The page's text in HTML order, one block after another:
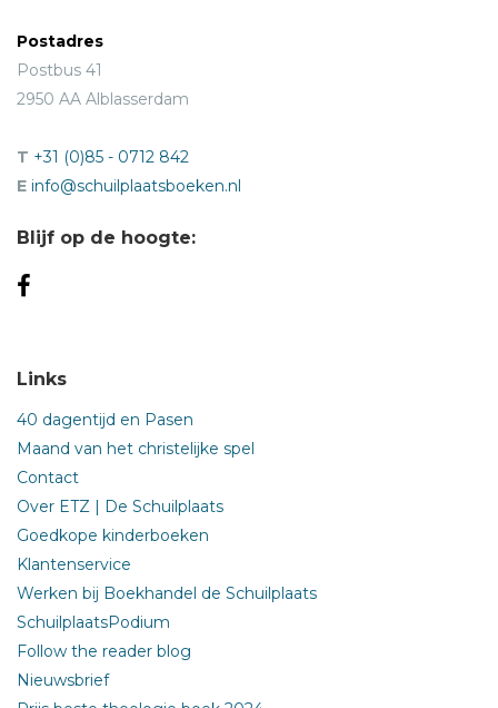
Postadres
Postbus 41
2950 AA Alblasserdam
T +31 (0)85 - 0712 842
E info@schuilplaatsboeken.nl
Blijf op de hoogte:
Links
40 dagentijd en Pasen
Maand van het christelijke spel
Contact
Over ETZ | De Schuilplaats
Goedkope kinderboeken
Klantenservice
Werken bij Boekhandel de Schuilplaats
SchuilplaatsPodium
Follow the reader blog
Nieuwsbrief